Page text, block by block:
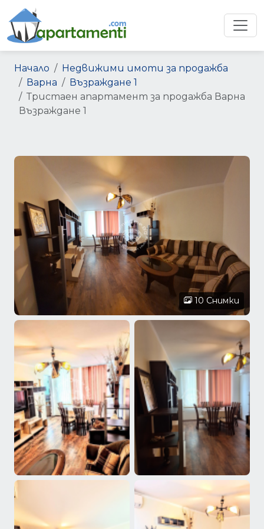
Начало
Недвижими имоти за продажба
Варна
Възраждане 1
Тристаен апартамент за продажба Варна
Възраждане 1
10 Снимки